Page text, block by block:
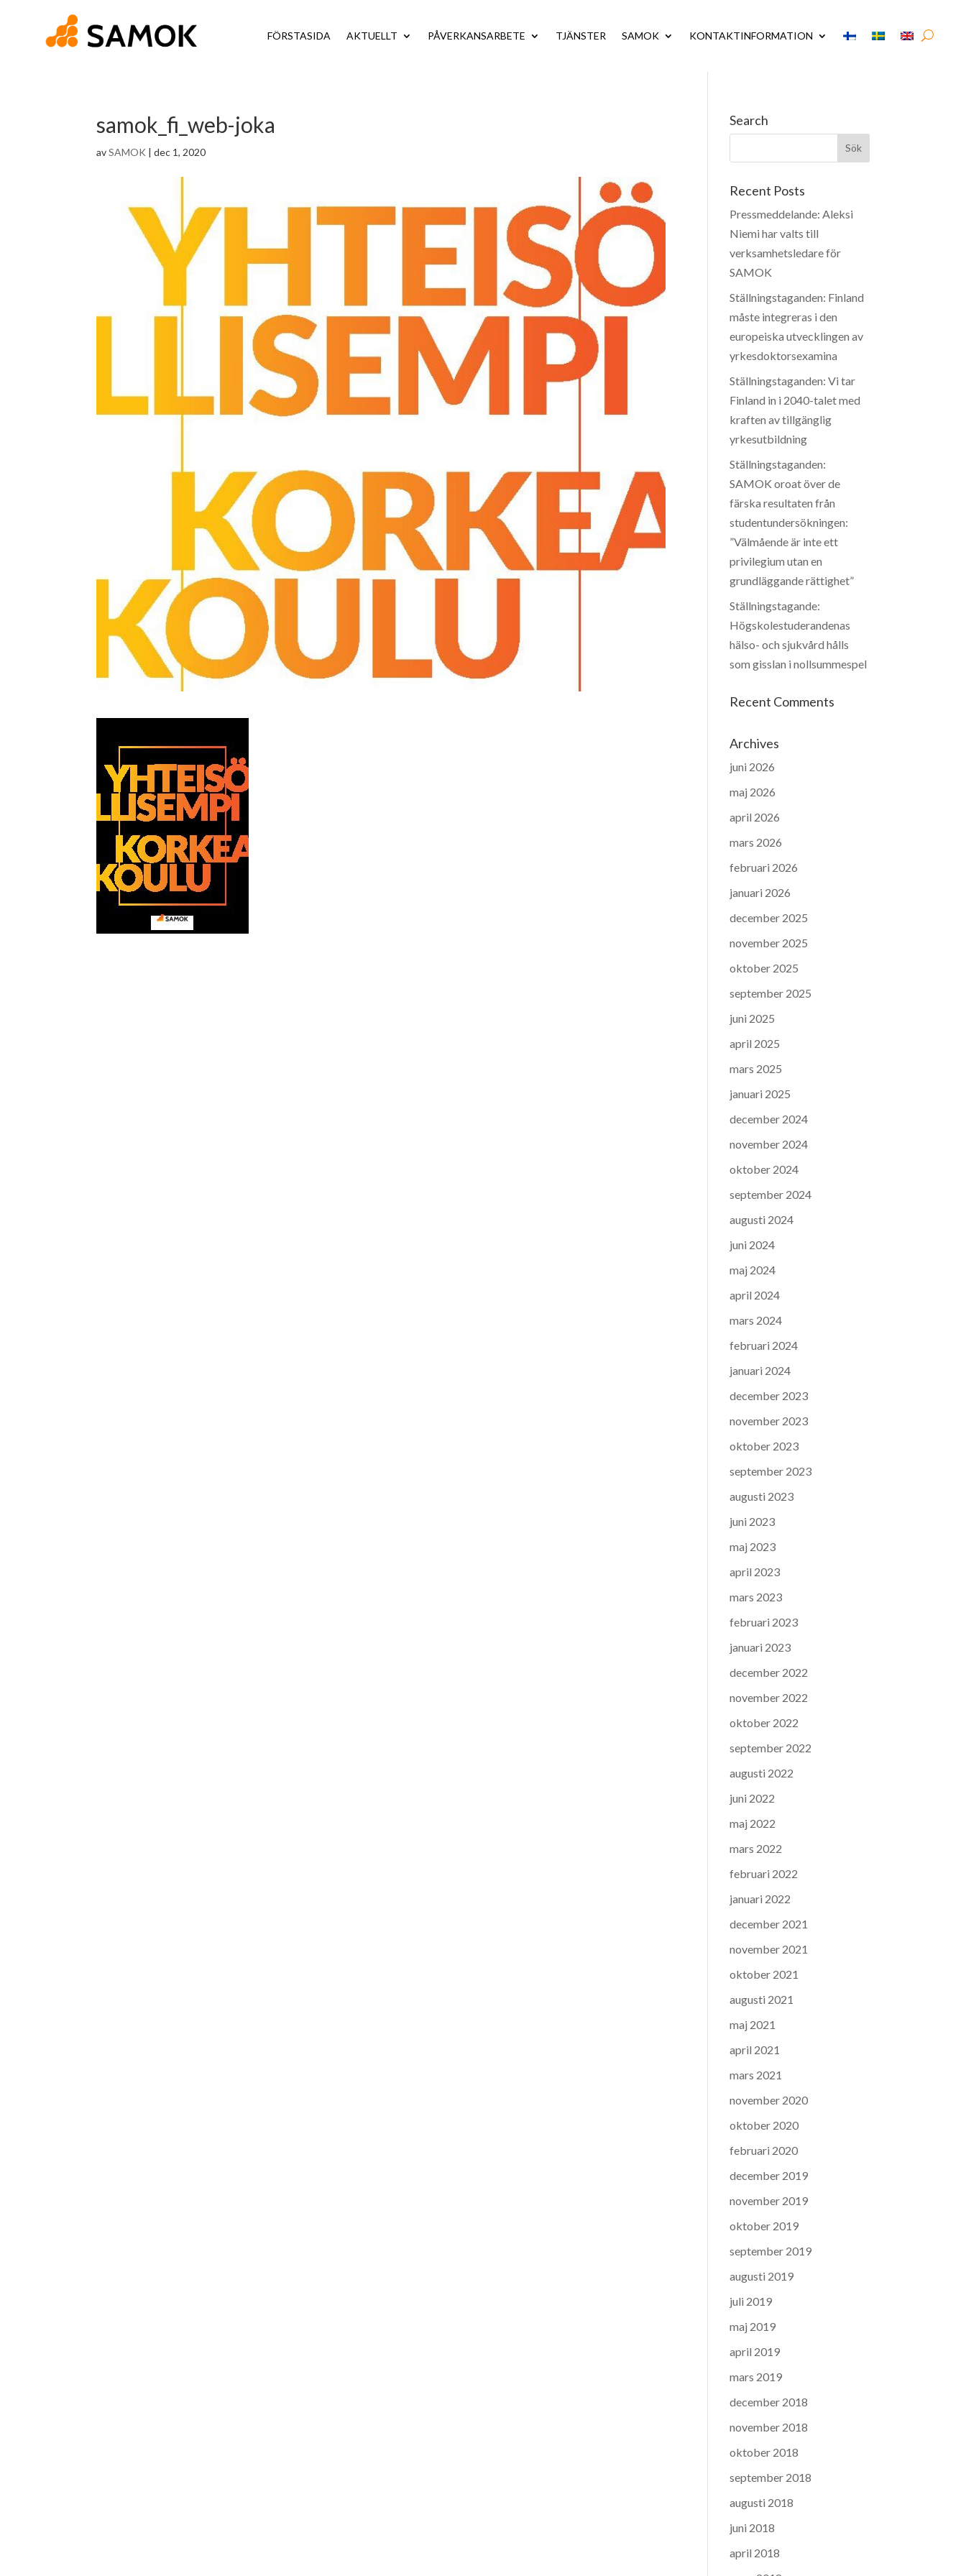
FÖRSTASIDA AKTUELLT PÅVERKANSARBETE TJÄNSTER SAMOK KONTAKTINFORMATION
samok_fi_web-joka
avSAMOK |dec 1, 2020
Search
Recent Posts
Pressmeddelande: Aleksi
Niemi har valts till
verksamhetsledare för
SAMOK
Ställningstaganden: Finland
måste integreras i den
europeiska utvecklingen av
yrkesdoktorsexamina
Ställningstaganden: Vi tar
Finland in i 2040-talet med
kraften av tillgänglig
yrkesutbildning
Ställningstaganden:
SAMOK oroat över de
färska resultaten från
studentundersökningen:
”Välmående är inte ett
privilegium utan en
grundläggande rättighet”
Ställningstagande:
Högskolestuderandenas
hälso- och sjukvård hålls
som gisslan i nollsummespel
Recent Comments
Archives
juni 2026
maj 2026
april 2026
mars 2026
februari 2026
januari 2026
december 2025
november 2025
oktober 2025
september 2025
juni 2025
april 2025
mars 2025
januari 2025
december 2024
november 2024
oktober 2024
september 2024
augusti 2024
juni 2024
maj 2024
april 2024
mars 2024
februari 2024
januari 2024
december 2023
november 2023
oktober 2023
september 2023
augusti 2023
juni 2023
maj 2023
april 2023
mars 2023
februari 2023
januari 2023
december 2022
november 2022
oktober 2022
september 2022
augusti 2022
juni 2022
maj 2022
mars 2022
februari 2022
januari 2022
december 2021
november 2021
oktober 2021
augusti 2021
maj 2021
april 2021
mars 2021
november 2020
oktober 2020
februari 2020
december 2019
november 2019
oktober 2019
september 2019
augusti 2019
juli 2019
maj 2019
april 2019
mars 2019
december 2018
november 2018
oktober 2018
september 2018
augusti 2018
juni 2018
april 2018